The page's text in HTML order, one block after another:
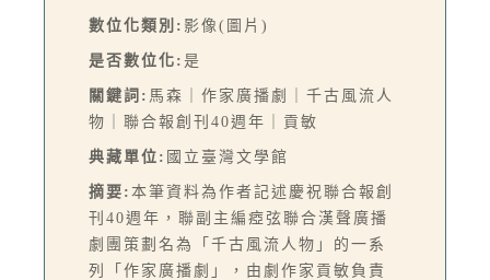
數位化類別: 影像(圖片)
是否數位化: 是
關鍵詞: 馬森｜作家廣播劇｜千古風流人
物｜聯合報創刊40週年｜貢敏
典藏單位: 國立臺灣文學館
摘要: 本筆資料為作者記述慶祝聯合報創
刊40週年，聯副主編瘂弦聯合漢聲廣播
劇團策劃名為「千古風流人物」的一系
列「作家廣播劇」，由劇作家貢敏負責